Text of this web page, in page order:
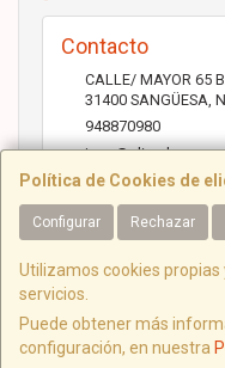
Política de Cookies de
Configurar Rechazar
Utilizamos cookies
servicios.
Puede obtener más
configuración, en nuestra
Contacto
CALLE/ MAYOR 65
31400 SANGÜESA
948870980
jose@elicad.com
Horario
Lunes a Viernes 9:30 a
C/ Mayor, 65, 31400, Navarra,